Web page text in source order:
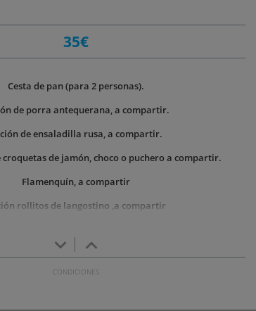
35€
Cesta de pan (para 2 personas).
de porra antequerana, a compartir.
de ensaladilla rusa, a compartir.
de jamón, choco o puchero a compartir.
Flamenquín, a compartir
rollitos de langostino ,a compartir
refresco, agua, cerveza o vino.
keyboard_arrow_down keyboard_arrow_up